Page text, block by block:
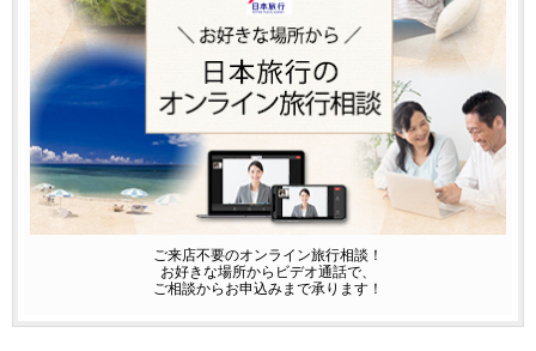
ご来店不要のオンライン旅行相談！
お好きな場所からビデオ通話で、
ご相談からお申込みまで承ります！